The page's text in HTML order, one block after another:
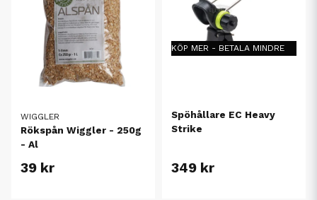
WIGGLER
Rökspån Wiggler - 250g
- Al
39 kr
KÖP MER - BETALA MINDRE
Spöhållare EC Heavy
Strike
349 kr